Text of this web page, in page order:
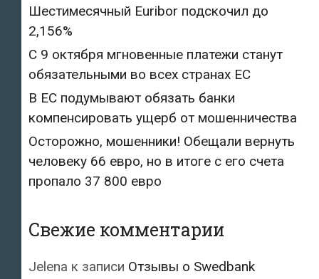
Шестимесячный Euribor подскочил до
2,156%
С 9 октября мгновенные платежи станут
обязательными во всех странах ЕС
В ЕС подумывают обязать банки
компенсировать ущерб от мошенничества
Осторожно, мошенники! Обещали вернуть
человеку 66 евро, но в итоге с его счета
пропало 37 800 евро
Свежие комментарии
Jelena к записи Отзывы о Swedbank